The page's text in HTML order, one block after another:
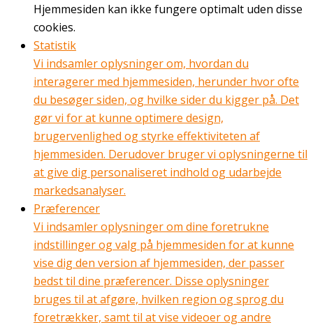
Hjemmesiden kan ikke fungere optimalt uden disse
cookies.
Statistik
Vi indsamler oplysninger om, hvordan du
interagerer med hjemmesiden, herunder hvor ofte
du besøger siden, og hvilke sider du kigger på. Det
gør vi for at kunne optimere design,
brugervenlighed og styrke effektiviteten af
hjemmesiden. Derudover bruger vi oplysningerne til
at give dig personaliseret indhold og udarbejde
markedsanalyser.
Præferencer
Vi indsamler oplysninger om dine foretrukne
indstillinger og valg på hjemmesiden for at kunne
vise dig den version af hjemmesiden, der passer
bedst til dine præferencer. Disse oplysninger
bruges til at afgøre, hvilken region og sprog du
foretrækker, samt til at vise videoer og andre